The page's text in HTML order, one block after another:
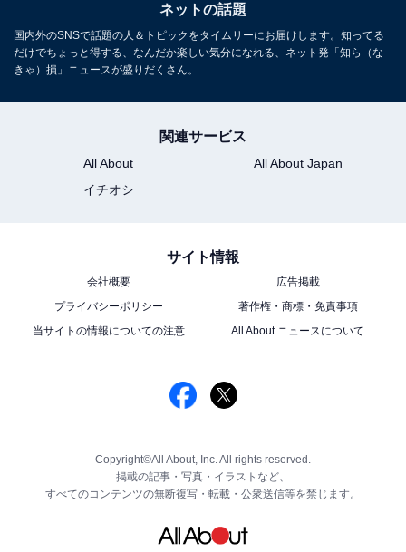
ネットの話題
国内外のSNSで話題の人＆トピックをタイムリーにお届けします。知ってる
だけでちょっと得する、なんだか楽しい気分になれる、ネット発「知ら（な
きゃ）損」ニュースが盛りだくさん。
関連サービス
All About
All About Japan
イチオシ
サイト情報
会社概要
広告掲載
プライバシーポリシー
著作権・商標・免責事項
当サイトの情報についての注意
All About ニュースについて
Copyright©All About, Inc. All rights reserved.
掲載の記事・写真・イラストなど、
すべてのコンテンツの無断複写・転載・公衆送信等を禁じます。